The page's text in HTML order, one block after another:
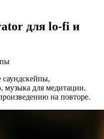
для lo-fi и
музыка для медитации.
на повторе.